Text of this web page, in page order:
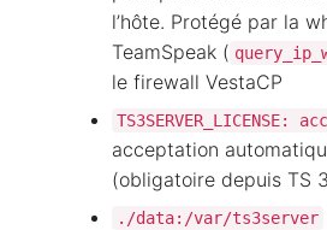
l’hôte. Protégé par la
TeamSpeak (
le firewall VestaCP
TS3SERVER_LICENSE:
acceptation
(obligatoire depuis TS
./data:/var/ts3server